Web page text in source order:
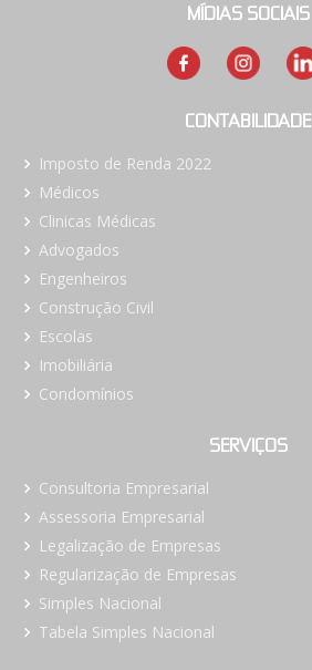
MÍDIAS SOCIAIS
CONTABILIDADE
Imposto de Renda 2022
Médicos
Clinicas Médicas
Advogados
Engenheiros
Construção Civil
Escolas
Imobiliária
Condomínios
SERVIÇOS
Consultoria Empresarial
Assessoria Empresarial
Legalização de Empresas
Regularização de Empresas
Simples Nacional
Tabela Simples Nacional